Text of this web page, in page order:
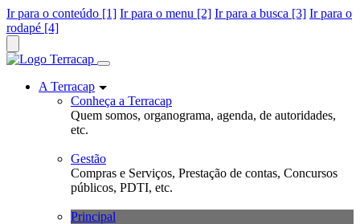
Ir para o conteúdo [1] Ir para o menu [2] Ir para a busca [3] Ir para o
rodapé [4]
A Terracap
Conheça a Terracap
Quem somos, organograma, agenda, de autoridades,
etc.
Gestão
Compras e Serviços, Prestação de contas, Concursos
públicos, PDTI, etc.
Principal